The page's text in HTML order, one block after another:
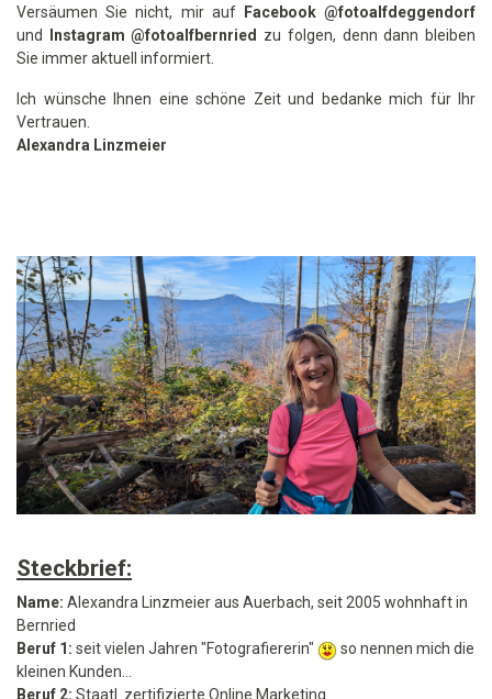
Versäumen Sie nicht, mir auf
Facebook @fotoalfdeggendorf
und
Instagram @fotoalfbernried zu folgen, denn dann bleiben
Sie immer aktuell informiert.
Ich wünsche Ihnen eine schöne Zeit und bedanke mich für Ihr
Vertrauen.
Alexandra Linzmeier
Steckbrief:
Name: Alexandra Linzmeier aus Auerbach, seit 2005 wohnhaft in
Bernried
Beruf 1: seit vielen Jahren "Fotografiererin"
so nennen mich die
kleinen Kunden...
Beruf 2: Staatl. zertifizierte Online Marketing